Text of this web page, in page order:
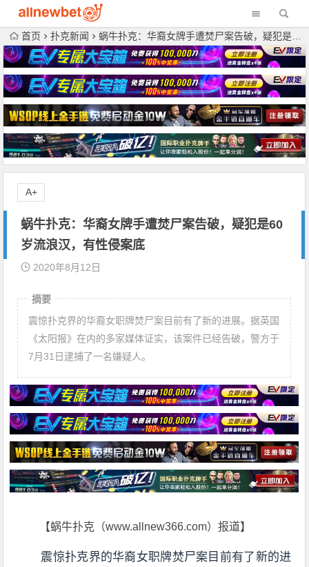
首页 扑克新闻 蜗牛扑克：华裔女牌手遭焚尸案告破，疑犯是60岁流浪汉，有性侵案底
蜗牛扑克：华裔女牌手遭焚尸案告破，疑犯是60
岁流浪汉，有性侵案底
2020年8月12日
摘要
震惊扑克界的华裔女职牌焚尸案目前有了新的进展。据英国
《太阳报》在内的多家媒体证实，该案件已经告破，警方于
7月31日逮捕了一名嫌疑人。
【蜗牛扑克（www.allnew366.com）报道】
震惊扑克界的华裔女职牌焚尸案目前有了新的进
A+